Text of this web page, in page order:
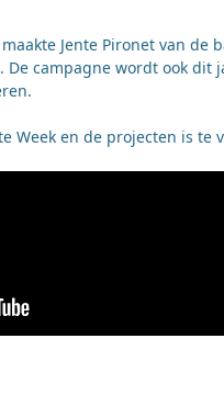
Jente Pironet van de
De campagne wordt ook
Week en de projecten is te